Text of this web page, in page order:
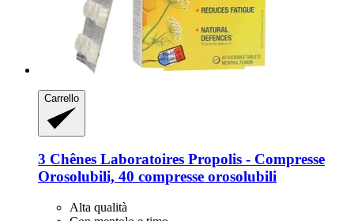
Carrello
3 Chênes Laboratoires Propolis -​ Compresse
Orosolubili, 40 compresse orosolubili
Alta qualità